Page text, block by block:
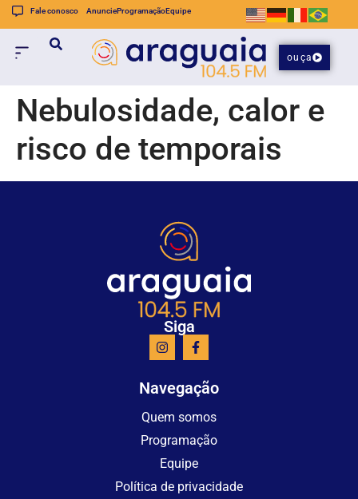
Fale conosco AnuncieProgramaçãoEquipe
ouça
Nebulosidade, calor e
risco de temporais
Siga
Navegação
Quem somos
Programação
Equipe
Política de privacidade